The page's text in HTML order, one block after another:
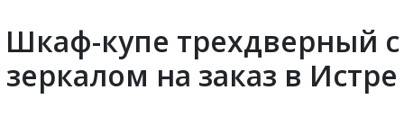
Шкаф-купе трехдверный с
зеркалом на заказ в Истре